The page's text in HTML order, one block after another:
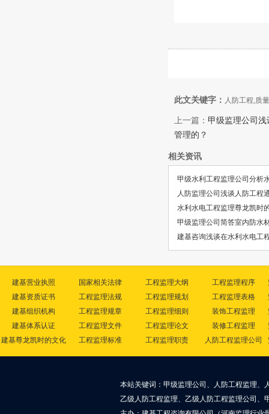
此文关键字： 人防工程,质
上一篇： 甲级监理公司
管理的？
相关资讯
甲级水利工程监理公司分析
人防监理公司浅谈人防工程
水利水电工程监理尊龙凯时
甲级监理公司简答室内防水
建基咨询浅谈在水利水电工
建基营业执照
建基资质证书
建基组织机构
建基体系认证
建基尊龙凯时的文化
国家相关法律
工程监理法规
工程监理规章
工程监理文件
工程监理标准
工程监理大纲
工程监理规划
工程监理细则
工程监理论文
工程监理职责
工程监理程序
工程监理表格
装饰工程监理
装修工程监理
人防工程监理公司
本站关键词：甲级监理公司、人防工程监理、
乙级人防工程监理、乙级人防工程监理公司、